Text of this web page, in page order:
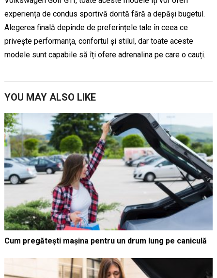
experiența de condus sportivă dorită fără a depăși bugetul.
Alegerea finală depinde de preferințele tale în ceea ce
privește performanța, confortul și stilul, dar toate aceste
modele sunt capabile să îți ofere adrenalina pe care o cauți.
YOU MAY ALSO LIKE
Cum pregătești mașina pentru un drum lung pe caniculă